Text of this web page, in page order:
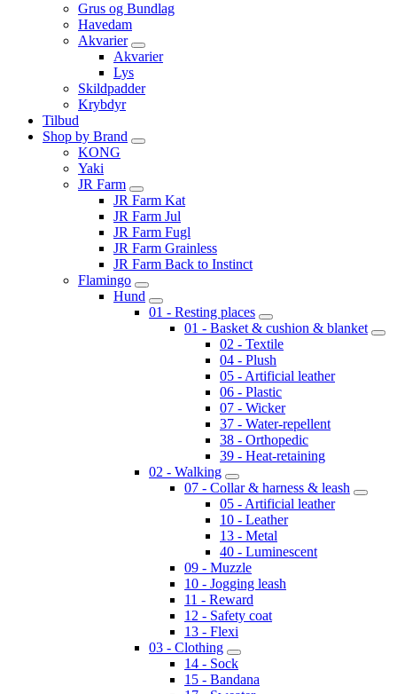
Grus og Bundlag
Havedam
Akvarier
Akvarier
Lys
Skildpadder
Krybdyr
Tilbud
Shop by Brand
KONG
Yaki
JR Farm
JR Farm Kat
JR Farm Jul
JR Farm Fugl
JR Farm Grainless
JR Farm Back to Instinct
Flamingo
Hund
01 - Resting places
01 - Basket & cushion & blanket
02 - Textile
04 - Plush
05 - Artificial leather
06 - Plastic
07 - Wicker
37 - Water-repellent
38 - Orthopedic
39 - Heat-retaining
02 - Walking
07 - Collar & harness & leash
05 - Artificial leather
10 - Leather
13 - Metal
40 - Luminescent
09 - Muzzle
10 - Jogging leash
11 - Reward
12 - Safety coat
13 - Flexi
03 - Clothing
14 - Sock
15 - Bandana